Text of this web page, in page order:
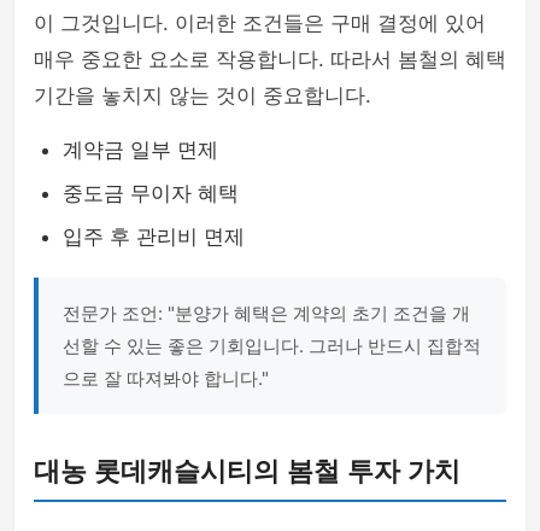
이 그것입니다. 이러한 조건들은 구매 결정에 있어
매우 중요한 요소로 작용합니다. 따라서 봄철의 혜택
기간을 놓치지 않는 것이 중요합니다.
계약금 일부 면제
중도금 무이자 혜택
입주 후 관리비 면제
전문가 조언: "분양가 혜택은 계약의 초기 조건을 개
선할 수 있는 좋은 기회입니다. 그러나 반드시 집합적
으로 잘 따져봐야 합니다."
대농 롯데캐슬시티의 봄철 투자 가치